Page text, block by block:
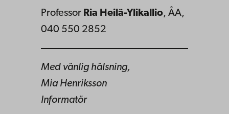
Professor Ria Heilä-Ylikallio, ÅA,
040 550 2852
Med vänlig hälsning,
Mia Henriksson
Informatör